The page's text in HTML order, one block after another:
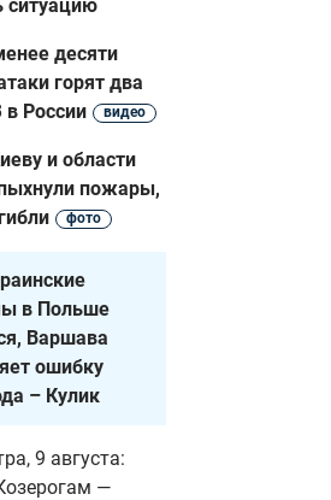
ситуацию
десяти
горят два
России
видео
и области
пожары,
фото
в Польше
Варшава
ошибку
– Кулик
9 августа:
—